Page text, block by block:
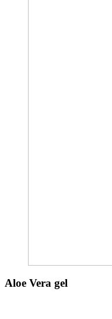
Aloe Vera gel